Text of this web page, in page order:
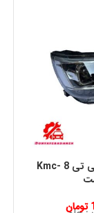
چراغ جلو کی ام سی تی 8 Kmc-
تومان